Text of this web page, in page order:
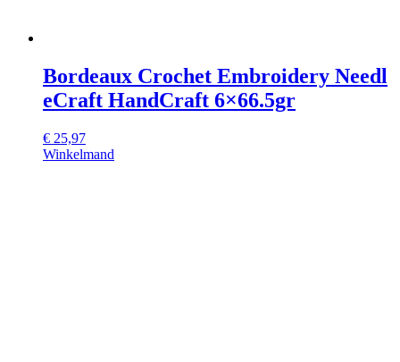
Bordeaux Crochet Embroidery Needl
eCraft HandCraft 6×66.5gr
€ 25,97
Winkelmand